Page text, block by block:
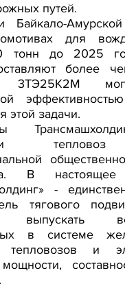
путей.
Байкало-
для
тонн до 2025
более
3ТЭ25К2М
этой задачи.
В
-
тягового
выпускать
в системе
тепловозов и